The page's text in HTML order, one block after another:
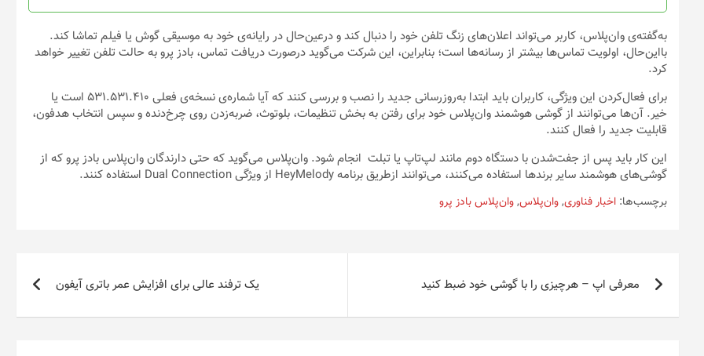
محصول
انتخاب
شوند
به‌گفته‌ی وان‌پلاس، کاربر می‌تواند اعلان‌های زنگ تلفن خود را دنبال کند و در‌عین‌حال در رایانه‌ی خود به موسیقی گوش یا فیلم تماشا کند.
بااین‌حال، اولویت تماس‌ها بیشتر از رسانه‌ها است؛ بنابراین، این شرکت می‌گوید در‌صورت دریافت تماس، بادز پرو به حالت تلفن تغییر خواهد
کرد.
برای فعال‌کردن این ویژگی، کاربران باید ابتدا به‌روزرسانی جدید را نصب و بررسی کنند که آیا شماره‌ی نسخه‌ی فعلی ۵۳۱.۵۳۱.۴۱۰ است یا
خیر. آن‌ها می‌توانند از گوشی هوشمند وان‌پلاس خود برای رفتن به بخش تنظیمات، بلوتوث، ضربه‌زدن روی چرخ‌دنده و سپس انتخاب هدفون،
قابلیت جدید را فعال کنند.
این کار باید پس از جفت‌شدن با دستگاه دوم مانند لپ‌تاپ یا تبلت انجام شود. وان‌پلاس می‌گوید که حتی دارندگان وان‌پلاس بادز پرو که از
گوشی‌های هوشمند سایر برند‌ها استفاده می‌کنند، می‌توانند ازطریق برنامه HeyMelody از ویژگی Dual Connection استفاده کنند.
برچسب‌ها: اخبار فناوری,وان‌پلاس,وان‌پلاس بادز پرو
راهبری
نوشتهمعرفی اپ – هرچیزی را با گوشی خود ضبط کنید یک ترفند عالی برای افزایش عمر باتری آیفون